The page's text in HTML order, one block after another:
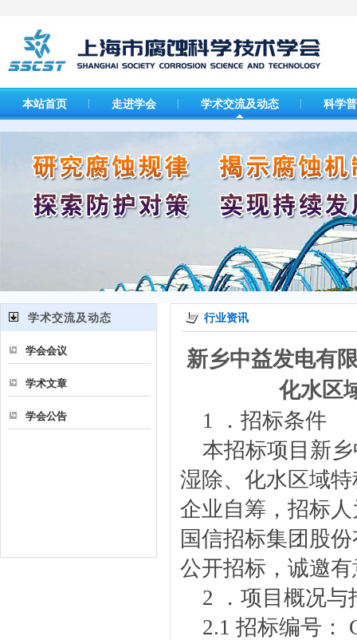
本站首页 走进学会 学术交流及动态 科学
学术交流及动态
学会会议
学术文章
学会公告
行业资讯
新乡中益发电有
化水区
1 ．招标条件
本招标项目新
湿除、化水区域
企业自筹，招标
国信招标集团股
公开招标，诚邀
2 ．项目概况与
2.1 招标编号：